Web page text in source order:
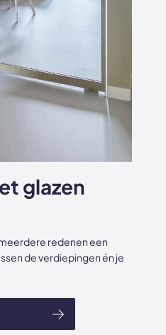
glazen
redenen een
de verdiepingen én je